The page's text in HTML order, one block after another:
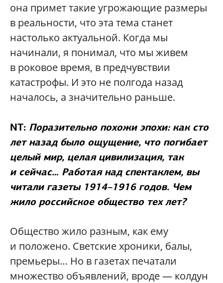
она примет такие угрожающие размеры
в реальности, что эта тема станет
настолько актуальной. Когда мы
начинали, я понимал, что мы живем
в роковое время, в предчувствии
катастрофы. И это не полгода назад
началось, а значительно раньше.
NT: Поразительно похожи эпохи: как сто
лет назад было ощущение, что погибает
целый мир, целая цивилизация, так
и сейчас… Работая над спектаклем, вы
читали газеты 1914–1916 годов. Чем
жило российское общество тех лет?
Общество жило разным, как ему
и положено. Светские хроники, балы,
премьеры… Но в газетах печатали
множество объявлений, вроде — колдун